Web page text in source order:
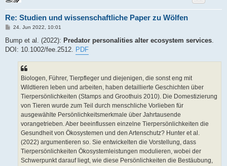
Re: Studien und wissenschaftliche Paper zu Wölfen
B
r
24. Jun 2022, 10:01
Bump et al. (2022): Predator personalities alter ecosystem services.
DOI: 10.1002/fee.2512. PDF
Biologen, Führer, Tierpfleger und diejenigen, die sonst eng mit
Wildtieren leben und arbeiten, haben detaillierte Geschichten über
Tierpersönlichkeiten (Stamps and Groothuis 2010). Die Domestizierung
von Tieren wurde zum Teil durch menschliche Vorlieben für
ausgewählte Persönlichkeitsmerkmale über Jahrtausende
vorangetrieben. Aber beeinflussen einzelne Tierpersönlichkeiten die
Gesundheit von Ökosystemen und den Artenschutz? Hunter et al.
(2022) argumentieren so. Sie entwickelten die Vorstellung, dass
Tierpersönlichkeiten Ökosystemleistungen modulieren, wobei der
Schwerpunkt darauf liegt, wie diese Persönlichkeiten die Bestäubung,